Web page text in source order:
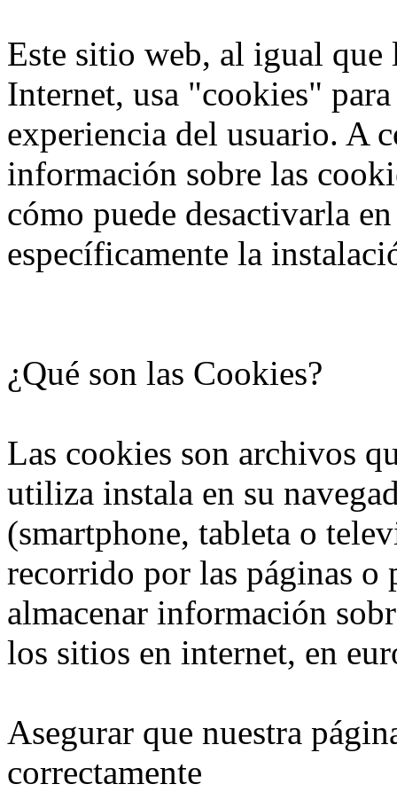
Este sitio web, al igual
Internet, usa "cookies"
experiencia del usuario. A
información sobre las
cómo puede desactivarla
específicamente la
¿Qué son las Cookies?
Las cookies son archivos
utiliza instala en su
(smartphone, tableta o
recorrido por las páginas
almacenar información
los sitios en internet, en
Asegurar que nuestra
correctamente